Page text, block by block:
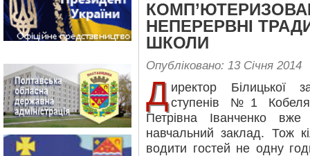
НЕПЕРЕРВНІ
ШКОЛИ
Опубліковано: 13 Січня 2014
Д иректор Білицької
ступенів №1
Петрівна Іванченко
навчальний заклад. Тож
водити гостей не одну